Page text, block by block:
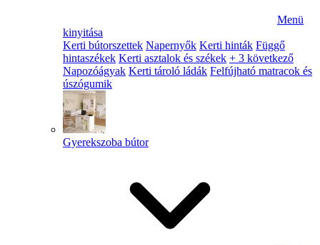
Menü
kinyitása
Kerti bútorszettek Napernyők Kerti hinták Függő
hintaszékek Kerti asztalok és székek + 3 következő
Napozóágyak Kerti tároló ládák Felfújható matracok és
úszógumik
Gyerekszoba bútor